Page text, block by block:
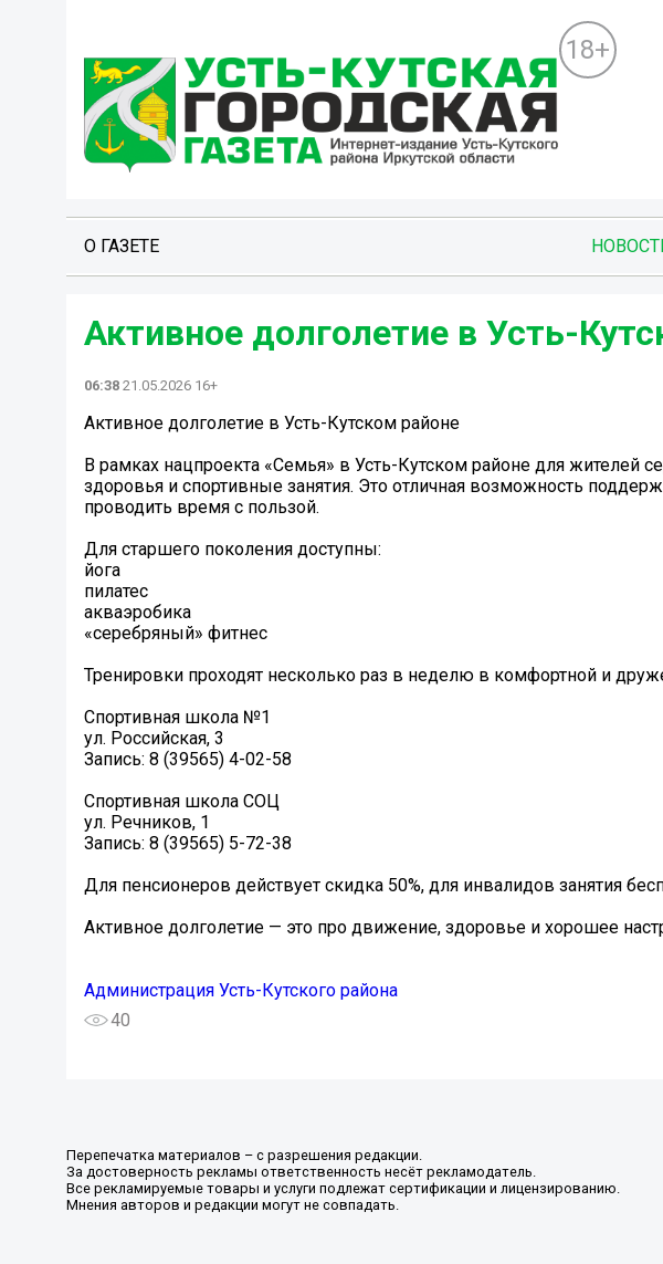
18+
О ГАЗЕТЕ
Активное долголетие в Усть-
06:38 21.05.2026 16+
Активное долголетие в Усть-Кутском районе
В рамках нацпроекта «Семья» в Усть-Кутском районе для жителей
здоровья и спортивные занятия. Это отличная возможность
проводить время с пользой.
Для старшего поколения доступны:
йога
пилатес
акваэробика
«серебряный» фитнес
Тренировки проходят несколько раз в неделю в комфортной и
Спортивная школа №1
ул. Российская, 3
Запись: 8 (39565) 4-02-58
Спортивная школа СОЦ
ул. Речников, 1
Запись: 8 (39565) 5-72-38
Для пенсионеров действует скидка 50%, для инвалидов занятия
Активное долголетие — это про движение, здоровье и хорошее
Администрация Усть-Кутского района
40
Перепечатка материалов – с разрешения редакции.
За достоверность рекламы ответственность несёт рекламодатель.
Все рекламируемые товары и услуги подлежат сертификации и лицензированию.
Мнения авторов и редакции могут не совпадать.